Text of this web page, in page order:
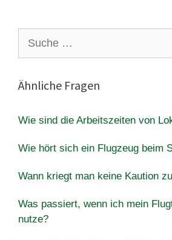
nach:
Ähnliche Fragen
Wie sind die Arbeitszeiten von
Wie hört sich ein Flugzeug beim
Wann kriegt man keine Kaution
Was passiert, wenn ich mein
nutze?